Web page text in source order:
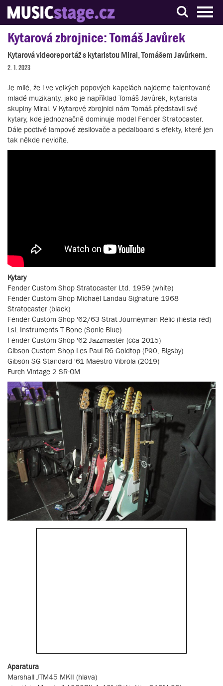
S muzikanty pro muzikanty
Kytarová zbrojnice: Tomáš Javůrek
Kytarová videoreportáž s kytaristou Mirai, Tomášem Javůrkem.
2. 1. 2023
Je milé, že i ve velkých popových kapelách najdeme talentované
mladé muzikanty, jako je například Tomáš Javůrek, kytarista
skupiny Mirai. V Kytarové zbrojnici nám Tomáš představil své
kytary, kde jednoznačně dominuje model Fender Stratocaster.
Dále poctivé lampové zesilovače a pedalboard s efekty, které jen
tak někde nevidíte.
Kytary
Fender Custom Shop Stratocaster Ltd. 1959 (white)
Fender Custom Shop Michael Landau Signature 1968
Stratocaster (black)
Fender Custom Shop '62/63 Strat Journeyman Relic (fiesta red)
LsL Instruments T Bone (Sonic Blue)
Fender Custom Shop '62 Jazzmaster (cca 2015)
Gibson Custom Shop Les Paul R6 Goldtop (P90, Bigsby)
Gibson SG Standard '61 Maestro Vibrola (2019)
Furch Vintage 2 SR-OM
Aparatura
Marshall JTM45 MKII (hlava)